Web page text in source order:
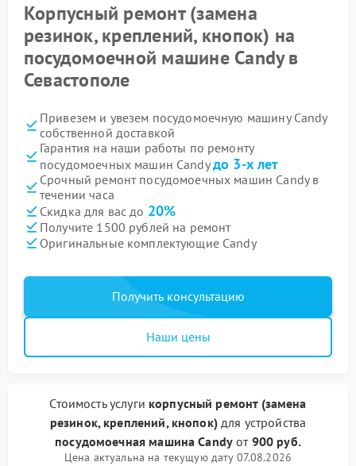
Корпусный ремонт (замена
резинок, креплений, кнопок) на
посудомоечной машине Candy в
Севастополе
Привезем и увезем посудомоечную машину Candy
собственной доставкой
Гарантия на наши работы по ремонту
посудомоечных машин Candyдо 3-х лет
Срочный ремонт посудомоечных машин Candy в
течении часа
Скидка для вас до 20%
Получите 1500 рублей на ремонт
Оригинальные комплектующие Candy
Получить консультацию
Наши цены
Стоимость услуги корпусный ремонт (замена
резинок, креплений, кнопок)для устройства
посудомоечная машина Candy от 900 руб.
Цена актуальна на текущую дату 07.08.2026